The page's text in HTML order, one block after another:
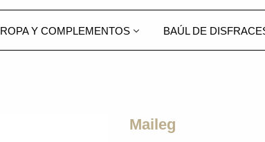
ROPA Y COMPLEMENTOS BAÚL DE
Maileg